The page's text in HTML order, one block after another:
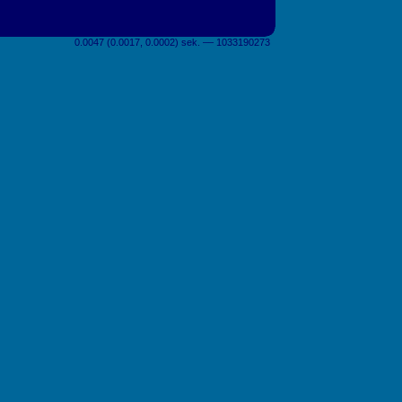
0.0047 (0.0017, 0.0002) sek. –– 1033190273